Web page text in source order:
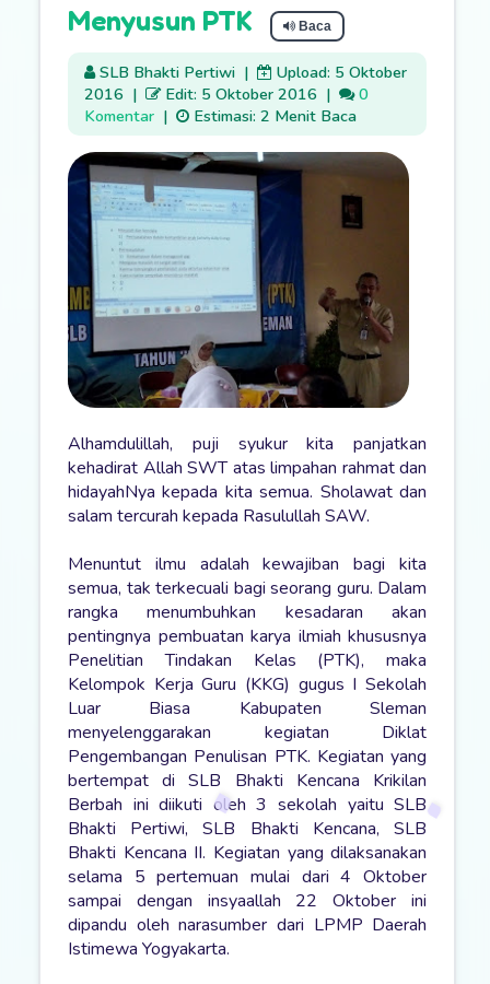
Menyusun PTK
Baca
SLB Bhakti Pertiwi |
Upload: 5 Oktober
2016 | Edit: 5 Oktober 2016 |
0
Komentar | Estimasi: 2 Menit Baca
Alhamdulillah, puji syukur kita panjatkan
kehadirat Allah SWT atas limpahan rahmat dan
hidayahNya kepada kita semua. Sholawat dan
salam tercurah kepada Rasulullah SAW.
Menuntut ilmu adalah kewajiban bagi kita
semua, tak terkecuali bagi seorang guru. Dalam
rangka menumbuhkan kesadaran akan
pentingnya pembuatan karya ilmiah khususnya
Penelitian Tindakan Kelas (PTK), maka
Kelompok Kerja Guru (KKG) gugus I Sekolah
Luar Biasa Kabupaten Sleman
menyelenggarakan kegiatan Diklat
Pengembangan Penulisan PTK. Kegiatan yang
bertempat di SLB Bhakti Kencana Krikilan
Berbah ini diikuti oleh 3 sekolah yaitu SLB
Bhakti Pertiwi, SLB Bhakti Kencana, SLB
Bhakti Kencana II. Kegiatan yang dilaksanakan
selama 5 pertemuan mulai dari 4 Oktober
sampai dengan insyaallah 22 Oktober ini
dipandu oleh narasumber dari LPMP Daerah
Istimewa Yogyakarta.